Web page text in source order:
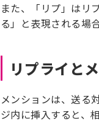
また、「リプ」はリ
る」と表現される場
リプライと
メンションは、送る
ジ内に挿入すると、